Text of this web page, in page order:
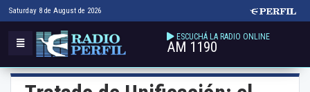
Saturday 8 de August de 2026
ESCUCHÁ LA RADIO ONLINE
AM 1190